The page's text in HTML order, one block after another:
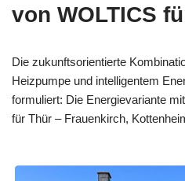
von WOLTICS
Die zukunftsorientierte
Heizpumpe und intelligentem
formuliert: Die Energievariante
für Thür – Frauenkirch,